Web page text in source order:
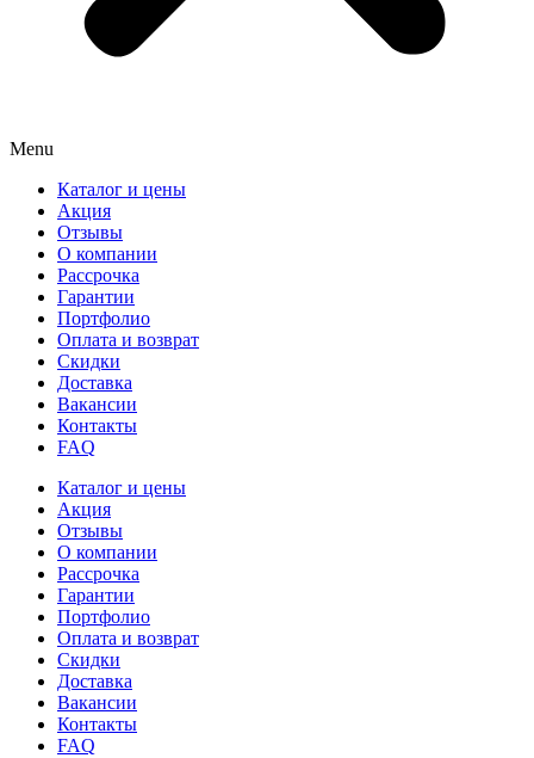
Menu
Каталог и цены
Акция
Отзывы
О компании
Рассрочка
Гарантии
Портфолио
Оплата и возврат
Скидки
Доставка
Вакансии
Контакты
FAQ
Каталог и цены
Акция
Отзывы
О компании
Рассрочка
Гарантии
Портфолио
Оплата и возврат
Скидки
Доставка
Вакансии
Контакты
FAQ